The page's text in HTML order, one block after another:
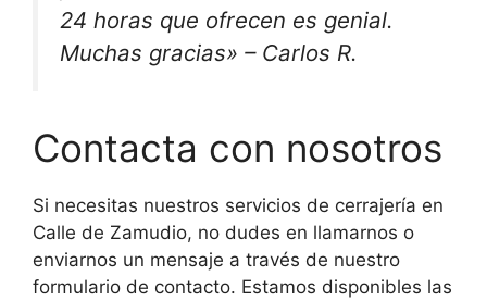
24 horas que ofrecen es genial.
Muchas gracias» – Carlos R.
Contacta con nosotros
Si necesitas nuestros servicios de cerrajería en
Calle de Zamudio, no dudes en llamarnos o
enviarnos un mensaje a través de nuestro
formulario de contacto. Estamos disponibles las